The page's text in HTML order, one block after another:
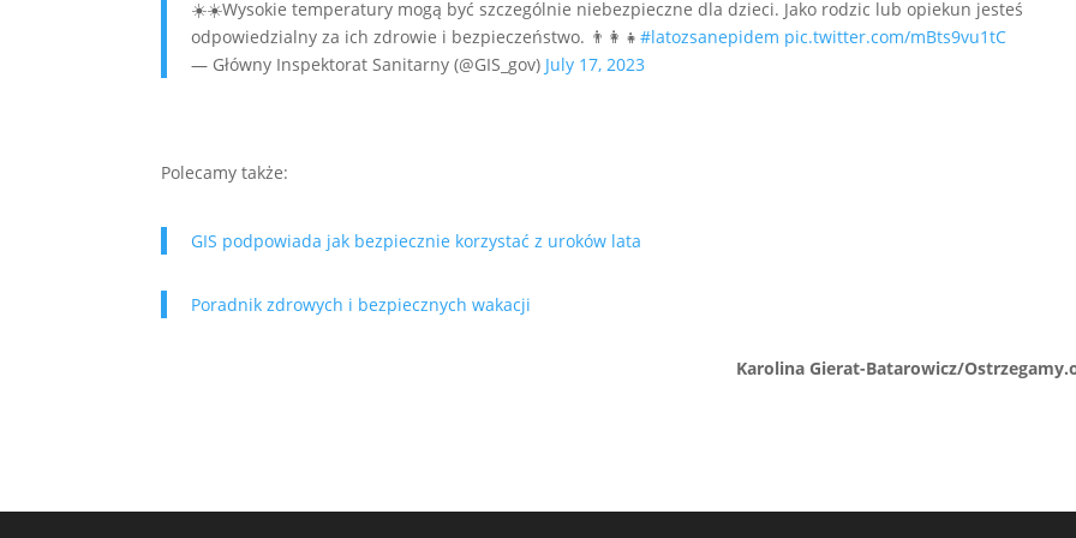
☀️☀️Wysokie temperatury mogą być szczególnie niebezpieczne dla dzieci. Jako rodzic lub opiekun jesteś
odpowiedzialny za ich zdrowie i bezpieczeństwo. 👨‍👩‍👧#latozsanepidem pic.twitter.com/mBts9vu1tC
— Główny Inspektorat Sanitarny (@GIS_gov) July 17, 2023
Polecamy także:
GIS podpowiada jak bezpiecznie korzystać z uroków lata
Poradnik zdrowych i bezpiecznych wakacji
Karolina Gierat-Batarowicz/